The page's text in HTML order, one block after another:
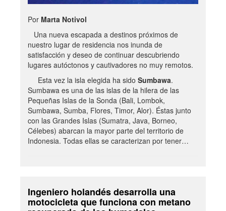
Por Marta Notivol
Una nueva escapada a destinos próximos de
nuestro lugar de residencia nos inunda de
satisfacción y deseo de continuar descubriendo
lugares autóctonos y cautivadores no muy remotos.
Esta vez la isla elegida ha sido Sumbawa.
Sumbawa es una de las islas de la hilera de las
Pequeñas Islas de la Sonda (Bali, Lombok,
Sumbawa, Sumba, Flores, Timor, Alor). Éstas junto
con las Grandes Islas (Sumatra, Java, Borneo,
Célebes) abarcan la mayor parte del territorio de
Indonesia. Todas ellas se caracterizan por tener…
Ingeniero holandés desarrolla una
motocicleta que funciona con metano